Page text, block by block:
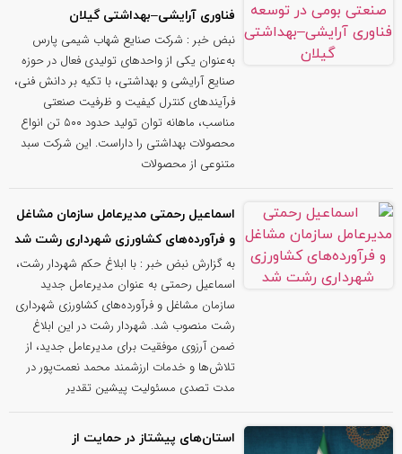
فناوری آرایشی–بهداشتی گیلان
نبض خبر : شرکت صنایع شهاب شیمی پارس
به‌عنوان یکی از واحدهای تولیدی فعال در حوزه
صنایع آرایشی و بهداشتی، با تکیه بر دانش فنی،
فرآیندهای کنترل کیفیت و ظرفیت صنعتی
مناسب، ماهانه توان تولید حدود ۵۰۰ تن انواع
محصولات بهداشتی را داراست. این شرکت سبد
متنوعی از محصولات
اسماعیل رحمتی مدیرعامل سازمان مشاغل
و فرآورده‌های کشاورزی شهرداری رشت شد
به گزارش نبض خبر : با ابلاغ حکم شهردار رشت،
اسماعیل رحمتی به عنوان مدیرعامل جدید
سازمان مشاغل و فرآورده‌های کشاورزی شهرداری
رشت منصوب شد. شهردار رشت در این ابلاغ
ضمن آرزوی موفقیت برای مدیرعامل جدید، از
تلاش‌ها و خدمات ارزشمند محمد نعمت‌پور در
مدت تصدی مسئولیت پیشین تقدیر
استان‌های پیشتاز در حمایت از